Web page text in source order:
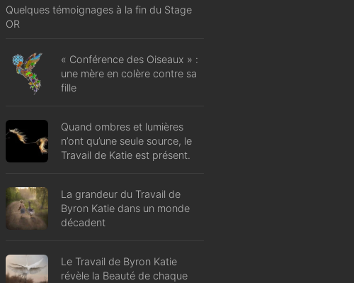
Quelques témoignages à la fin du Stage
OR
« Conférence des Oiseaux » :
une mère en colère contre sa
fille
Quand ombres et lumières
n’ont qu’une seule source, le
Travail de Katie est présent.
La grandeur du Travail de
Byron Katie dans un monde
décadent
Le Travail de Byron Katie
révèle la Beauté de chaque